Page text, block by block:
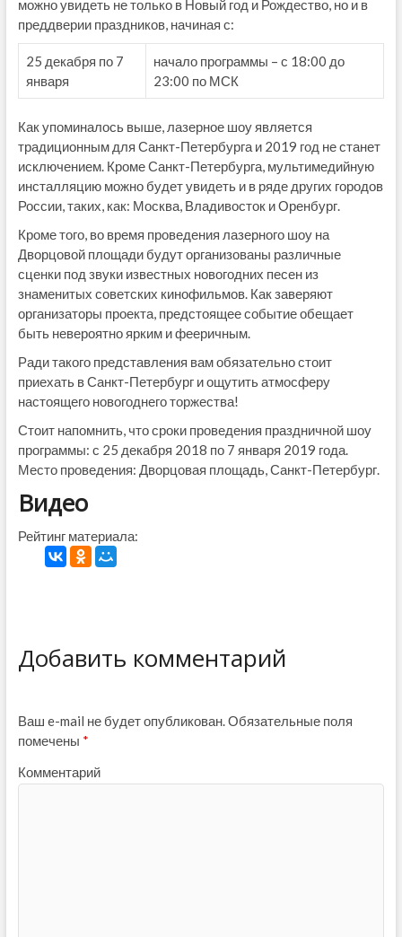
можно увидеть не только в Новый год и Рождество, но и в
преддверии праздников, начиная с:
25 декабря по 7
января
начало программы – с 18:00 до
23:00 по МСК
Как упоминалось выше, лазерное шоу является
традиционным для Санкт-Петербурга и 2019 год не станет
исключением. Кроме Санкт-Петербурга, мультимедийную
инсталляцию можно будет увидеть и в ряде других городов
России, таких, как: Москва, Владивосток и Оренбург.
Кроме того, во время проведения лазерного шоу на
Дворцовой площади будут организованы различные
сценки под звуки известных новогодних песен из
знаменитых советских кинофильмов. Как заверяют
организаторы проекта, предстоящее событие обещает
быть невероятно ярким и фееричным.
Ради такого представления вам обязательно стоит
приехать в Санкт-Петербург и ощутить атмосферу
настоящего новогоднего торжества!
Стоит напомнить, что сроки проведения праздничной шоу
программы: с 25 декабря 2018 по 7 января 2019 года.
Место проведения: Дворцовая площадь, Санкт-Петербург.
Видео
Рейтинг материала:
Добавить комментарий
Ваш e-mail не будет опубликован. Обязательные поля
помечены *
Комментарий